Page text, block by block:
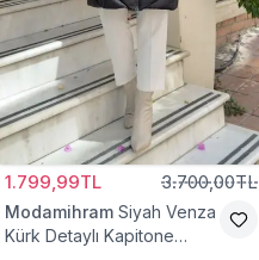
1.799,99TL 3.700,00TL
Modamihram Siyah Venza
Kürk Detaylı Kapitone